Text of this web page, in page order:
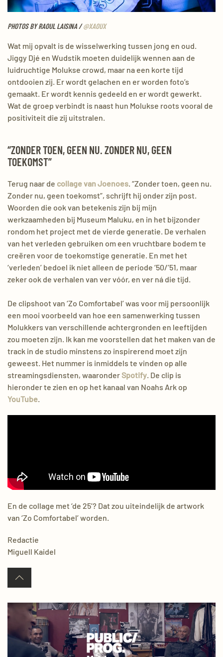
PHOTOS BY RAOUL LAISINA /@XAOUX
Wat mij opvalt is de wisselwerking tussen jong en oud.
Jiggy Djé en Wudstik moeten duidelijk wennen aan de
luidruchtige Molukse crowd, maar na een korte tijd
ontdooien zij. Er wordt gelachen en er worden foto’s
gemaakt. Er wordt kennis gedeeld en er wordt gewerkt.
Wat de groep verbindt is naast hun Molukse roots vooral de
positiviteit die zij uitstralen.
“ZONDER TOEN, GEEN NU. ZONDER NU, GEEN
TOEKOMST”
Terug naar de collage van Joenoes. “Zonder toen, geen nu.
Zonder nu, geen toekomst”, schrijft hij onder zijn post.
Woorden die ook van betekenis zijn bij mijn
werkzaamheden bij Museum Maluku, en in het bijzonder
rondom het project met de vierde generatie. De verhalen
van het verleden gebruiken om een vruchtbare bodem te
creëren voor de toekomstige generatie. En met het
‘verleden’ bedoel ik niet alleen de periode ‘50/’51, maar
zeker ook de verhalen van ver vóór, en ver ná die tijd.
De clipshoot van ‘Zo Comfortabel’ was voor mij persoonlijk
een mooi voorbeeld van hoe een samenwerking tussen
Molukkers van verschillende achtergronden en leeftijden
zou moeten zijn. Ik kan me voorstellen dat het maken van de
track in de studio minstens zo inspirerend moet zijn
geweest. Het nummer is inmiddels te vinden op alle
streamingsdiensten, waaronderSpotify. De clip is
hieronder te zien en op het kanaal van Noahs Ark op
YouTube.
En de collage met ‘de 25’? Dat zou uiteindelijk de artwork
van ‘Zo Comfortabel’ worden.
Redactie
Miguell Kaidel